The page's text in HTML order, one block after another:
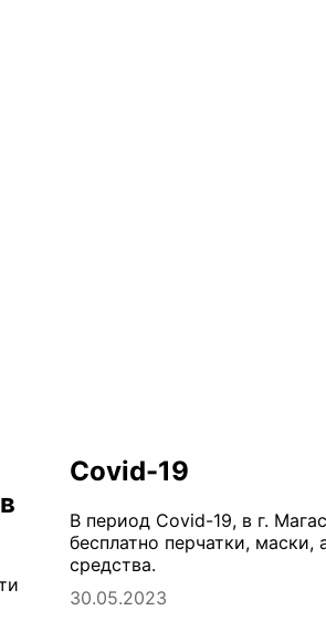
Covid-19
В период Covid-19, в г.
бесплатно перчатки, маски,
средства.
30.05.2023